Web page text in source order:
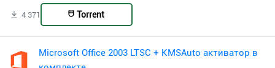
4 371 Torrent
Microsoft Office 2003 LTSC + KMSAuto активатор в